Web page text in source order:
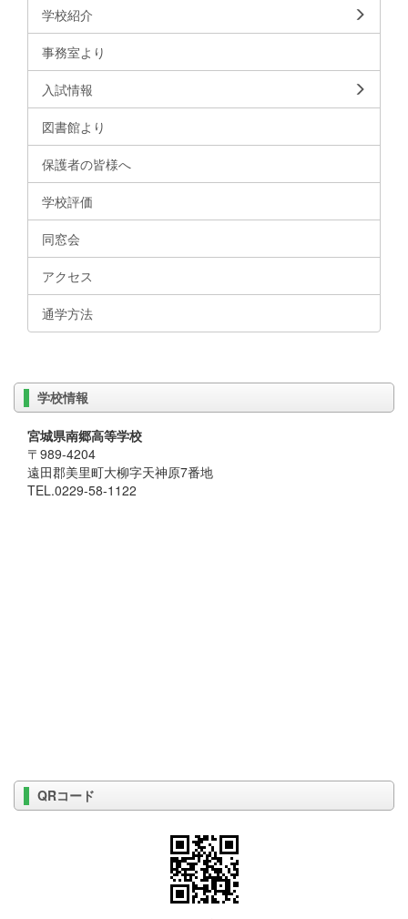
学校紹介
事務室より
入試情報
図書館より
保護者の皆様へ
学校評価
同窓会
アクセス
通学方法
学校情報
宮城県南郷高等学校
〒989-4204
遠田郡美里町大柳字天神原7番地
TEL.0229-58-1122
QRコード